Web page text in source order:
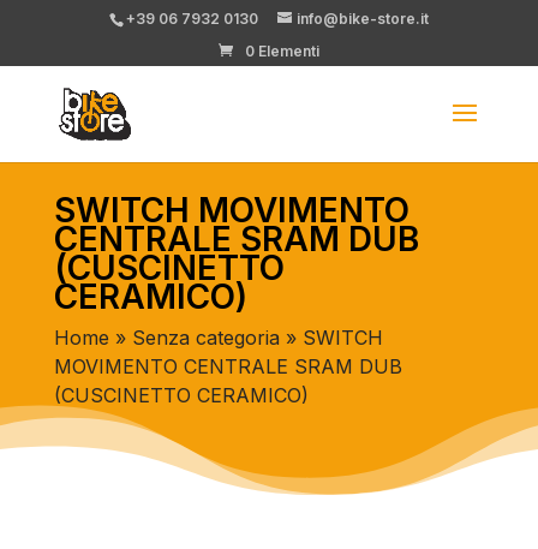
+39 06 7932 0130
info@bike-store.it
0 Elementi
SWITCH MOVIMENTO
CENTRALE SRAM DUB
(CUSCINETTO
CERAMICO)
Home » Senza categoria » SWITCH
MOVIMENTO CENTRALE SRAM DUB
(CUSCINETTO CERAMICO)